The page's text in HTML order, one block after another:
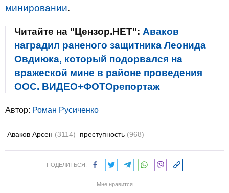
минировании.
Читайте на "Цензор.НЕТ": Аваков
наградил раненого защитника Леонида
Овдиюка, который подорвался на
вражеской мине в районе проведения
ООС. ВИДЕО+ФОТОрепортаж
Автор: Роман Русиченко
Аваков Арсен (3114) преступность (968)
ПОДЕЛИТЬСЯ:
Мне нравится